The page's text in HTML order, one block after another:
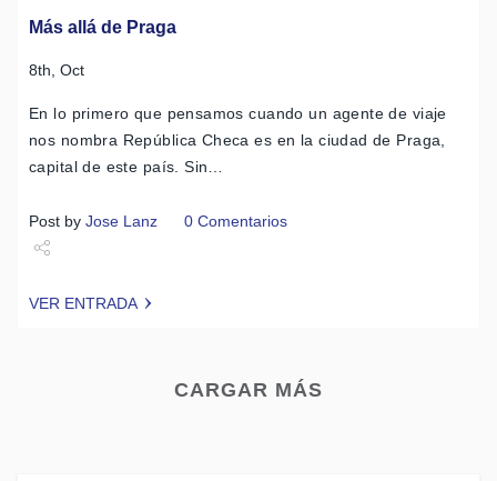
Más allá de Praga
8th, Oct
En lo primero que pensamos cuando un agente de viaje
nos nombra República Checa es en la ciudad de Praga,
capital de este país. Sin…
Post by Jose Lanz 0 Comentarios
VER ENTRADA
CARGAR MÁS